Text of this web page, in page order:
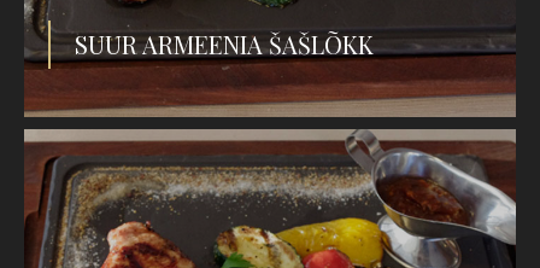
SUUR ARMEENIA ŠAŠLÕKK